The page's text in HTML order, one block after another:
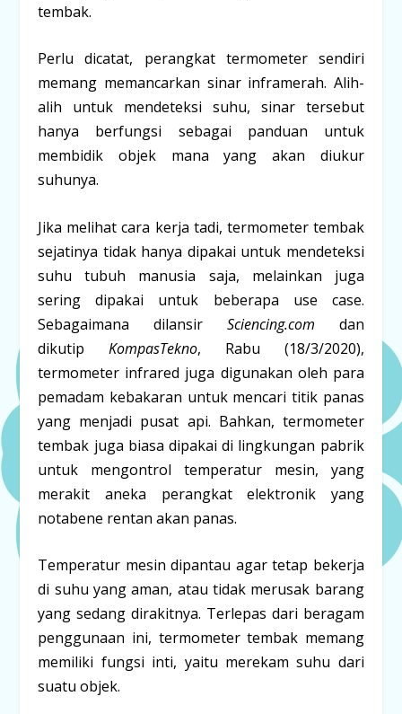
tembak.
Perlu dicatat, perangkat termometer sendiri
memang memancarkan sinar inframerah. Alih-
alih untuk mendeteksi suhu, sinar tersebut
hanya berfungsi sebagai panduan untuk
membidik objek mana yang akan diukur
suhunya.
Jika melihat cara kerja tadi, termometer tembak
sejatinya tidak hanya dipakai untuk mendeteksi
suhu tubuh manusia saja, melainkan juga
sering dipakai untuk beberapa use case.
Sebagaimana dilansir Sciencing.com dan
dikutipKompasTekno, Rabu (18/3/2020),
termometer infrared juga digunakan oleh para
pemadam kebakaran untuk mencari titik panas
yang menjadi pusat api. Bahkan, termometer
tembak juga biasa dipakai di lingkungan pabrik
untuk mengontrol temperatur mesin, yang
merakit aneka perangkat elektronik yang
notabene rentan akan panas.
Temperatur mesin dipantau agar tetap bekerja
di suhu yang aman, atau tidak merusak barang
yang sedang dirakitnya. Terlepas dari beragam
penggunaan ini, termometer tembak memang
memiliki fungsi inti, yaitu merekam suhu dari
suatu objek.